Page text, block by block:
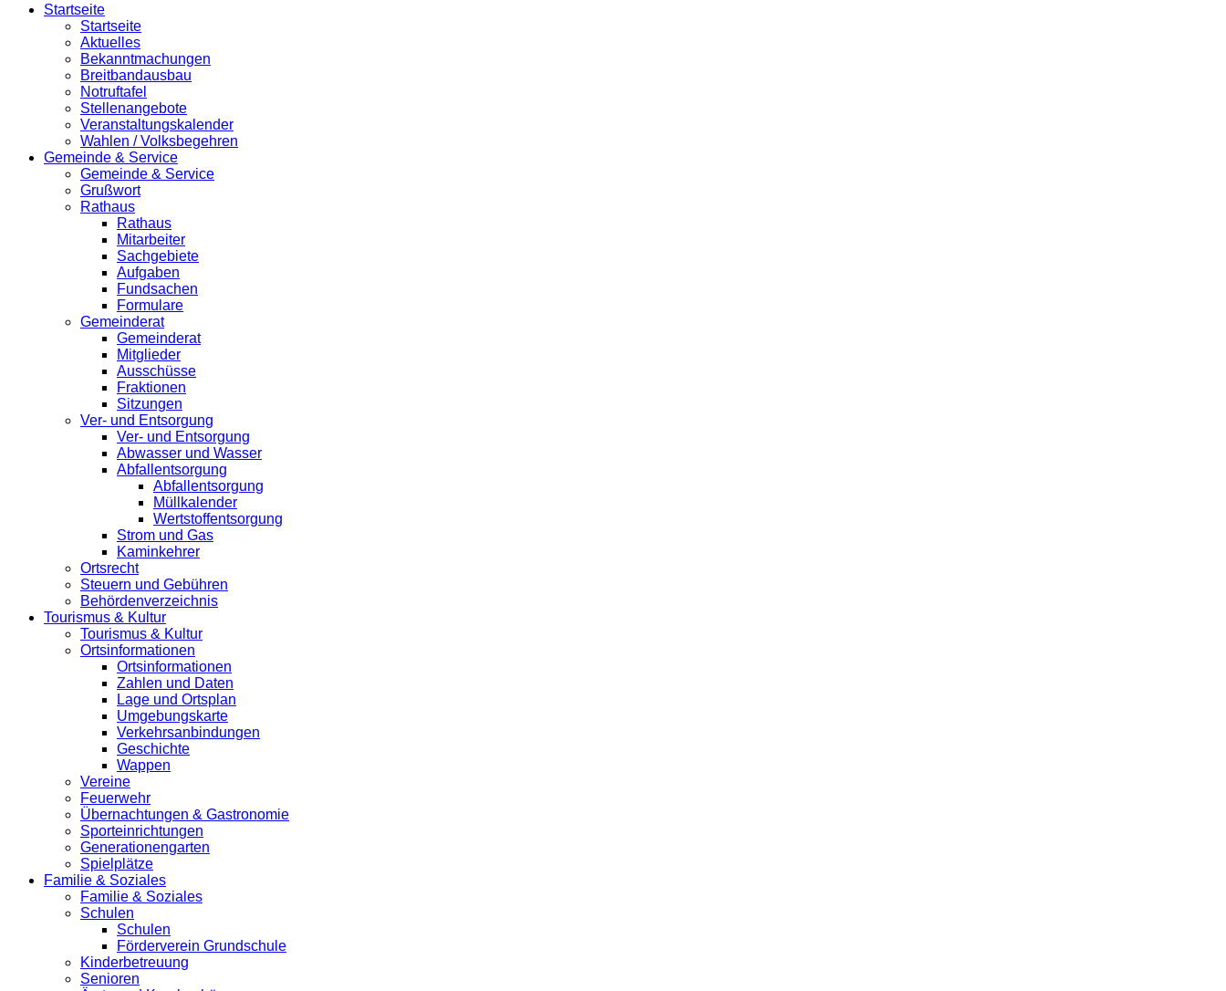
Startseite
Startseite
Aktuelles
Bekanntmachungen
Breitbandausbau
Notruftafel
Stellenangebote
Veranstaltungskalender
Wahlen / Volksbegehren
Gemeinde & Service
Gemeinde & Service
Grußwort
Rathaus
Rathaus
Mitarbeiter
Sachgebiete
Aufgaben
Fundsachen
Formulare
Gemeinderat
Gemeinderat
Mitglieder
Ausschüsse
Fraktionen
Sitzungen
Ver- und Entsorgung
Ver- und Entsorgung
Abwasser und Wasser
Abfallentsorgung
Abfallentsorgung
Müllkalender
Wertstoffentsorgung
Strom und Gas
Kaminkehrer
Ortsrecht
Steuern und Gebühren
Behördenverzeichnis
Tourismus & Kultur
Tourismus & Kultur
Ortsinformationen
Ortsinformationen
Zahlen und Daten
Lage und Ortsplan
Umgebungskarte
Verkehrsanbindungen
Geschichte
Wappen
Vereine
Feuerwehr
Übernachtungen & Gastronomie
Sporteinrichtungen
Generationengarten
Spielplätze
Familie & Soziales
Familie & Soziales
Schulen
Schulen
Förderverein Grundschule
Kinderbetreuung
Senioren